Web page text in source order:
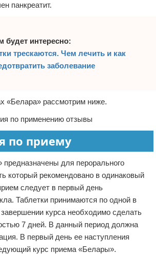
панкреатит.
будет интересно:
трескаются. Чем лечить и как
заболевание
«Белара» рассмотрим ниже.
по приему
предназначены для перорального
который рекомендовано в одинаковый
следует в первый день
Таблетки принимаются по одной в
курса необходимо сделать
7 дней. В данный период должна
В первый день ее наступления
курс приема «Белары».